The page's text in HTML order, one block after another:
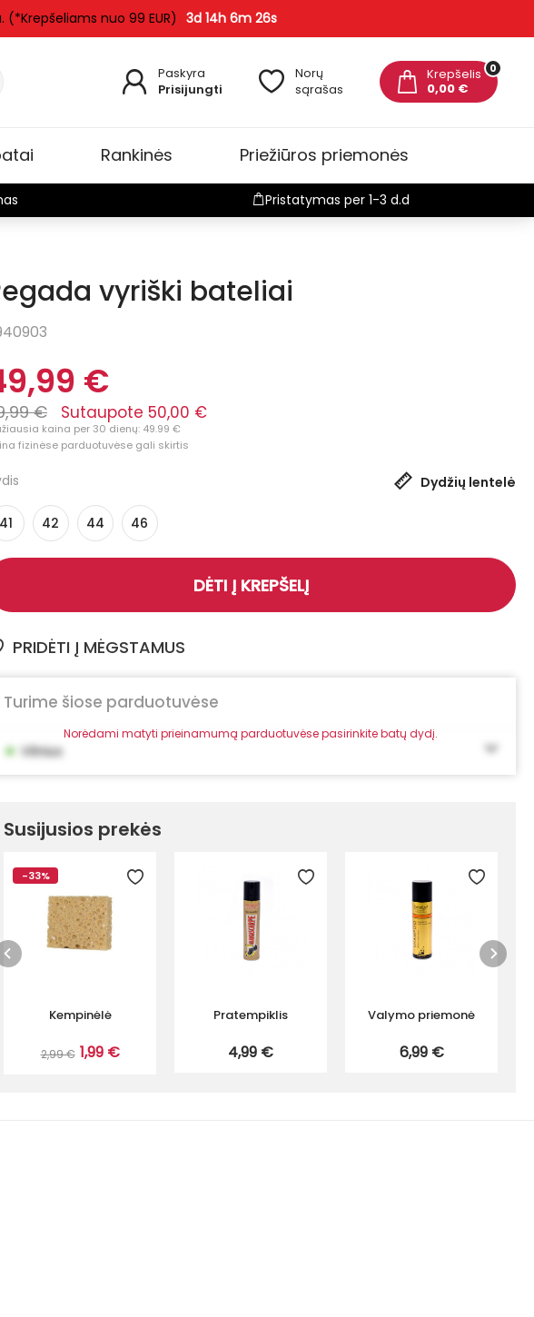
nuo 99 EUR) 3d 14h 6m 26s
Paskyra
Prisijungti
Norų
sąrašas
0
Krepšelis
0,00 €
Rankinės Priežiūros priemonės
Pristatymas per 1-3 d.d
-50%
vyriški bateliai
€
€ Sutaupote 50,00 €
kaina per 30 dienų: 49.99 €
fizinėse parduotuvėse gali skirtis
Dydžių lentelė
41 42 44 46
DĖTI Į KREPŠELĮ
PRIDĖTI Į MĖGSTAMUS
Turime šiose parduotuvėse
Norėdami matyti prieinamumą parduotuvėse pasirinkite batų dydį.
• Vilnius
Susijusios prekės
-33%
Kempinėlė
2,99 € 1,99 €
Pratempiklis
4,99 €
Valymo priemonė
6,99 €